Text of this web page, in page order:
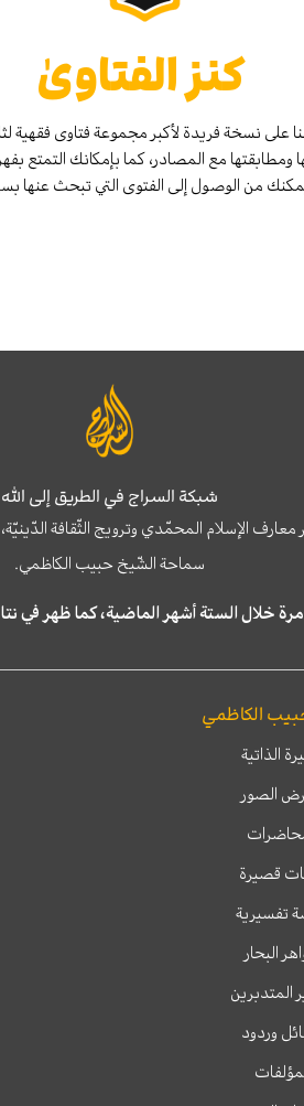
كنز الفتاوىٰ
على نسخة فريدة لأكبر مجموعة فتاوى فقهية
ومطابقتها مع المصادر، كما بإمكانك التمتع
من الوصول إلى الفتوى التي تبحث عنها
شبكة السراج في الطريق إلى الله
معارف الإسلام المحمّدي وترويج الثّقافة
سماحة الشّيخ حبيب الكاظمي.
الكاظمي
الذاتية
الصور
قصيرة
تفسيرية
البحار
المتدبرين
وردود